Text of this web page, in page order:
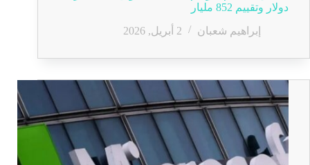
دولار وتقييم 852 مليار
إبراهيم شعبان
2 أبريل, 2026